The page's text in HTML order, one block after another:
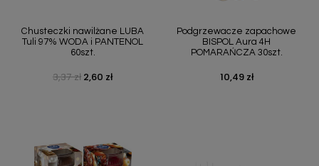
Chusteczki nawilżane LUBA
Tuli 97% WODA i PANTENOL
60szt.
Cena podstawowa
3,37 zł Cena
2,60 zł
Podgrzewacze zapachowe
BISPOL Aura 4H
POMARAŃCZA 30szt.
Cena
10,49 zł